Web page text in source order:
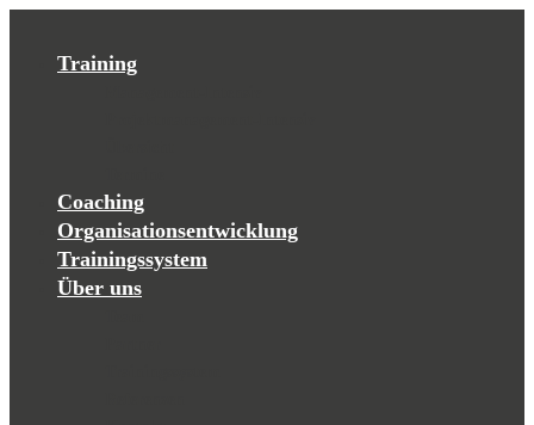
Training
Coaching
Organisationsentwicklung
Trainingssystem
Über uns